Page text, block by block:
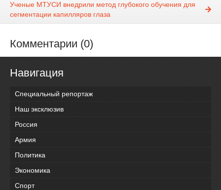
Ученые МТУСИ внедрили метод глубокого обучения для
сегментации капилляров глаза
Комментарии (0)
Навигация
Специальный репортаж
Наш эксклюзив
Россия
Армия
Политика
Экономика
Спорт